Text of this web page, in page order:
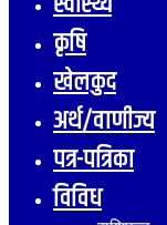
कृषि
खेलकुद
अर्थ/वाणीज्य
पत्र-पत्रिका
विविध